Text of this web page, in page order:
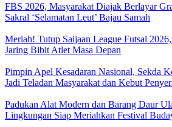
FBS 2026, Masyarakat Diajak Berlayar
Sakral ‘Selamatan Leut’ Bajau Samah
Meriah! Tutup Saijaan League Futsal
Jaring Bibit Atlet Masa Depan
Pimpin Apel Kesadaran Nasional, Sekda
Jadi Teladan Masyarakat dan Kebut
Padukan Alat Modern dan Barang Daur
Lingkungan Siap Meriahkan Festival